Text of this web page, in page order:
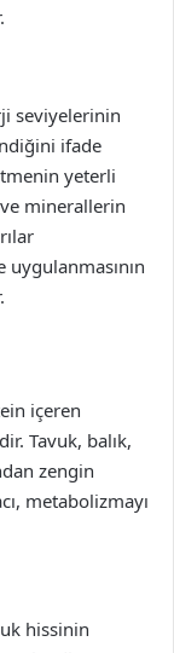
seviyelerinin
ifade
yeterli
ve minerallerin
uygulanmasının
içeren
Tavuk, balık,
zengin
metabolizmayı
hissinin